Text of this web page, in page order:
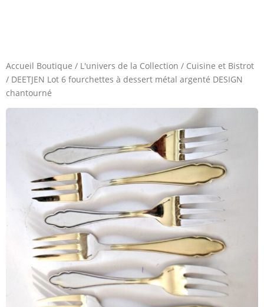
Accueil Boutique / L'univers de la Collection / Cuisine et Bistrot
/ DEETJEN Lot 6 fourchettes à dessert métal argenté DESIGN
chantourné